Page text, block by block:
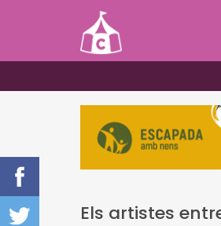
Els artistes